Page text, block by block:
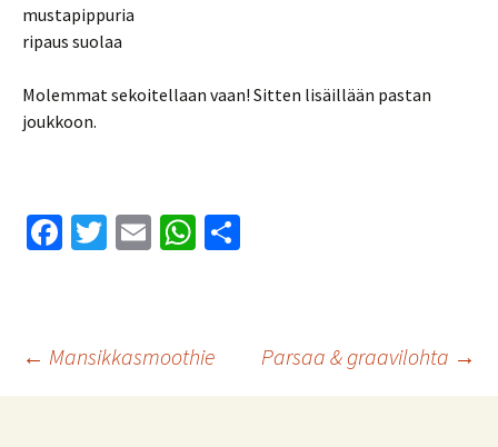
mustapippuria
ripaus suolaa
Molemmat sekoitellaan vaan! Sitten lisäillään pastan
joukkoon.
Fa
o
o
k
T
er
E
W
sA
p
p
Artikkelien
← Mansikkasmoothie Parsaa & graavilohta →